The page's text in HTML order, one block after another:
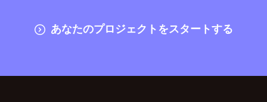
あなたのプロジェクトをスタートする